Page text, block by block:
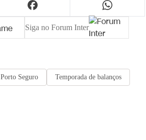
Siga no Forum Inter
Porto Seguro Temporada de balanços